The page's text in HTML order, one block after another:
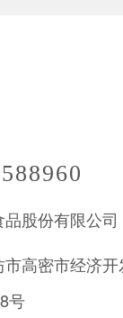
股份有限公司
市高密市经济
号